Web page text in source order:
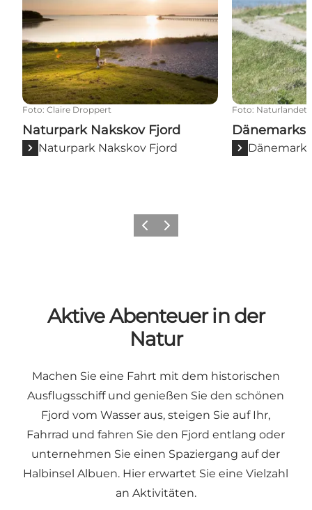
Foto: Claire Droppert
Naturpark Nakskov Fjord
Naturpark Nakskov Fjord
Foto: Naturlandet
Dänemarks
ZurückWeiter
Aktive Abenteuer in der
Natur
Machen Sie eine Fahrt mit dem historischen
Ausflugsschiffund genießen Sie den schönen
Fjord vom Wasser aus,steigen Sie auf Ihr,
Fahrrad und fahren Sie den Fjord entlang oder
unternehmen Sie einen Spaziergang auf der
Halbinsel Albuen. Hier erwartet Sie eine Vielzahl
an Aktivitäten.